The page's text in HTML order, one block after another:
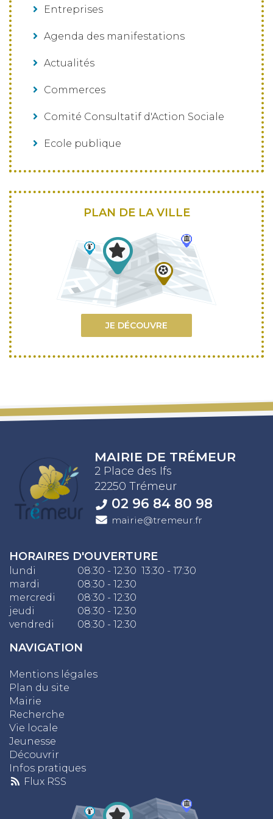
Entreprises
Agenda des manifestations
Actualités
Commerces
Comité Consultatif d'Action Sociale
Ecole publique
PLAN DE LA VILLE
JE DÉCOUVRE
MAIRIE DE TRÉMEUR
2 Place des Ifs
22250 Trémeur
02 96 84 80 98
mairie@tremeur.fr
HORAIRES D'OUVERTURE
lundi
08:30 - 12:30 13:30 - 17:30
mardi
08:30 - 12:30
mercredi 08:30 - 12:30
jeudi
08:30 - 12:30
vendredi
08:30 - 12:30
NAVIGATION
Mentions légales
Plan du site
Mairie
Recherche
Vie locale
Jeunesse
Découvrir
Infos pratiques
Flux RSS